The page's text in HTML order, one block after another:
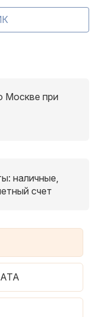
Москве при
наличные,
счет